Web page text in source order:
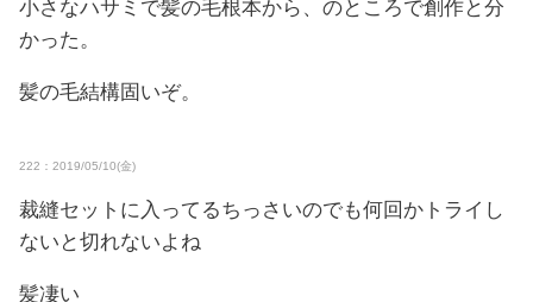
小さなハサミで髪の毛根本から、のところで創作と分
かった。
髪の毛結構固いぞ。
222：2019/05/10(金)
裁縫セットに入ってるちっさいのでも何回かトライし
ないと切れないよね
髪凄い